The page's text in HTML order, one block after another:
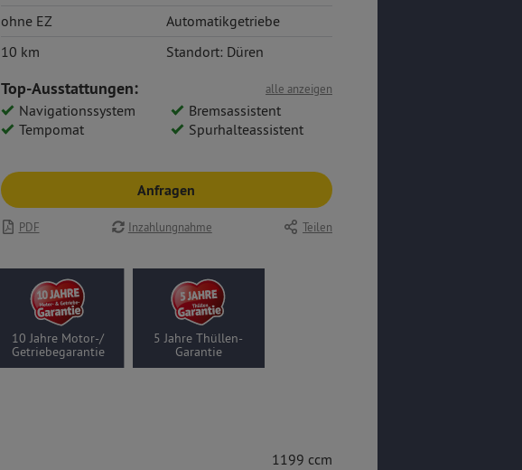
ohne EZ
Automatikgetriebe
10 km
Standort: Düren
alle anzeigen
Top-Ausstattungen:
Navigationssystem
Bremsassistent
Tempomat
Spurhalteassistent
Anfragen
PDF Inzahlungnahme Teilen
10 Jahre Motor-/
Getriebegarantie
5 Jahre Thüllen-
Garantie
1199 ccm